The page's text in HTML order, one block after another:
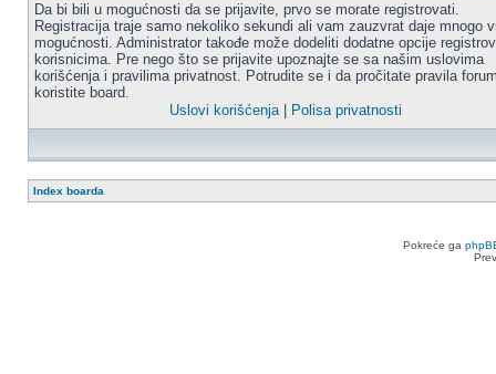
Da bi bili u mogućnosti da se prijavite, prvo se morate registrovati.
Registracija traje samo nekoliko sekundi ali vam zauzvrat daje mnogo
mogućnosti. Administrator takođe može dodeliti dodatne opcije
korisnicima. Pre nego što se prijavite upoznajte se sa našim uslovima
korišćenja i pravilima privatnost. Potrudite se i da pročitate pravila
koristite board.
Uslovi korišćenja| Polisa privatnosti
Index boarda
Pokreće ga